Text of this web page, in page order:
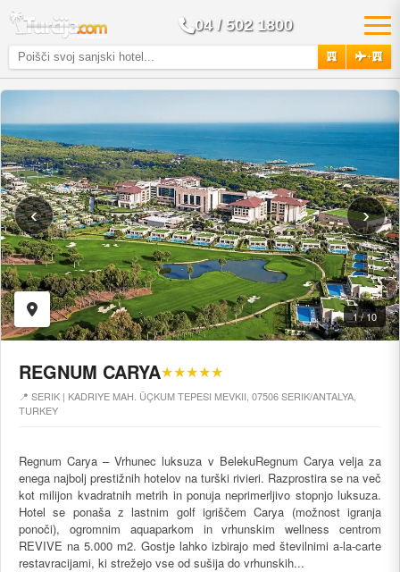
04 / 502 1800
+
‹ ›
1 / 10
REGNUM CARYA★★★★★
📍 SERIK | KADRIYE MAH. ÜÇKUM TEPESI MEVKII, 07506 SERIK/ANTALYA,
TURKEY
Regnum Carya – Vrhunec luksuza v BelekuRegnum Carya velja za
enega najbolj prestižnih hotelov na turški rivieri. Razprostira se na več
kot milijon kvadratnih metrih in ponuja neprimerljivo stopnjo luksuza.
Hotel se ponaša z lastnim golf igriščem Carya (možnost igranja
ponoči), ogromnim aquaparkom in vrhunskim wellness centrom
REVIVE na 5.000 m2. Gostje lahko izbirajo med številnimi a-la-carte
restavracijami, ki strežejo vse od sušija do vrhunskih...